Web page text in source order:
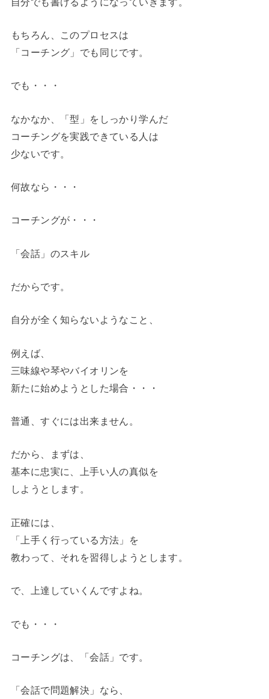
もちろん、このプロセスは
「コーチング」でも同じです。
でも・・・
なかなか、「型」をしっかり学んだ
コーチングを実践できている人は
少ないです。
何故なら・・・
コーチングが・・・
「会話」のスキル
だからです。
自分が全く知らないようなこと、
例えば、
三味線や琴やバイオリンを
新たに始めようとした場合・・・
普通、すぐには出来ません。
だから、まずは、
基本に忠実に、上手い人の真似を
しようとします。
正確には、
「上手く行っている方法」を
教わって、それを習得しようとします。
で、上達していくんですよね。
でも・・・
コーチングは、「会話」です。
「会話で問題解決」なら、